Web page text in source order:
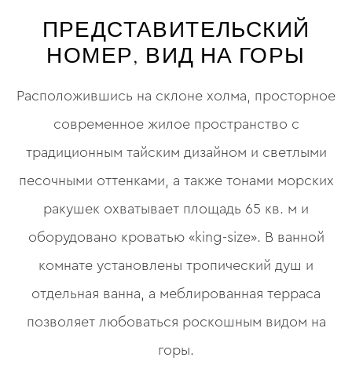
ПРЕДСТАВИТЕЛЬСКИЙ
НОМЕР, ВИД НА ГОРЫ
Расположившись на склоне холма, просторное
современное жилое пространство с
традиционным тайским дизайном и светлыми
песочными оттенками, а также тонами морских
ракушек охватывает площадь 65 кв. м и
оборудовано кроватью «king-size». В ванной
комнате установлены тропический душ и
отдельная ванна, а меблированная терраса
позволяет любоваться роскошным видом на
горы.